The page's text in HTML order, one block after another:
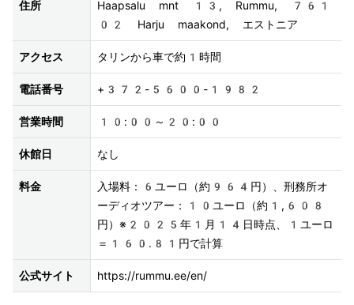
住所
Haapsalu mnt 13, Rummu, 761
02 Harju maakond, エストニア
アクセス タリンから車で約1時間
電話番号 +372-5600-1982
営業時間 10:00～20:00
休館日 なし
料金
入場料：6ユーロ（約964円）、刑務所オ
ーディオツアー：10ユーロ（約1,608
円）※2025年1月14日時点、1ユーロ
＝160.81円で計算
公式サイト https://rummu.ee/en/